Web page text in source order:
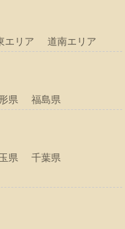
エリア 道南エリア
県 福島県
県
千葉県